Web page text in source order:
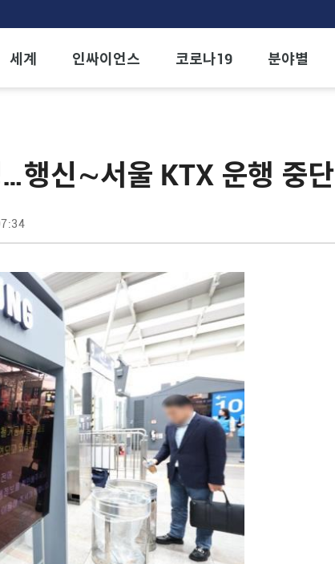
세계 인싸이언스 코로나19 분야별
행신∼서울 KTX 운행 중단